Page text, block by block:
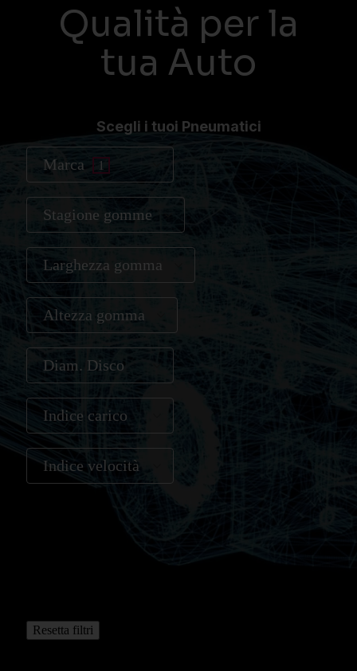
Qualità per la
tua Auto
Scegli i tuoi Pneumatici
Marca 1
Stagione gomme
Larghezza gomma
Altezza gomma
Diam. Disco
Indice carico
Indice velocità
Resetta filtri